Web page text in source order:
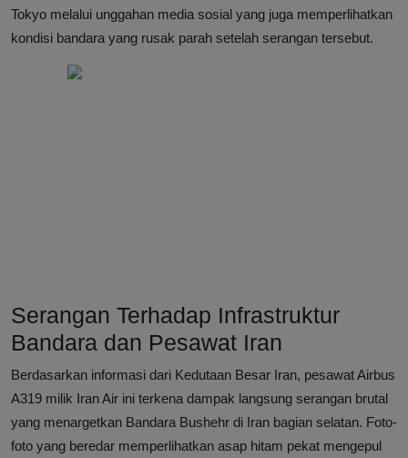
Tokyo melalui unggahan media sosial yang juga memperlihatkan
kondisi bandara yang rusak parah setelah serangan tersebut.
Serangan Terhadap Infrastruktur
Bandara dan Pesawat Iran
Berdasarkan informasi dari Kedutaan Besar Iran, pesawat Airbus
A319 milik Iran Air ini terkena dampak langsung serangan brutal
yang menargetkan Bandara Bushehr di Iran bagian selatan. Foto-
foto yang beredar memperlihatkan asap hitam pekat mengepul